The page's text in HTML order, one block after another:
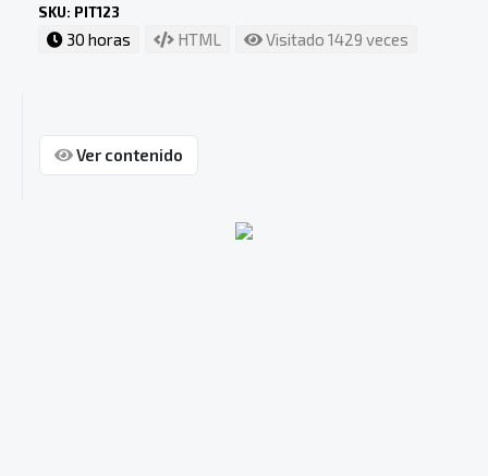
SKU: PIT123
30 horas HTML Visitado 1429 veces
Ver contenido